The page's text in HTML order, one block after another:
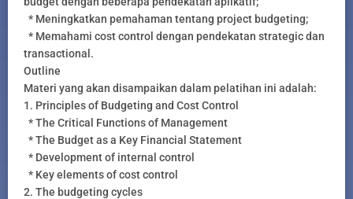
* Meningkatkan pemahaman tentang project budgeting;
* Memahami cost control dengan pendekatan strategic dan
transactional.
Outline
Materi yang akan disampaikan dalam pelatihan ini adalah:
1. Principles of Budgeting and Cost Control
* The Critical Functions of Management
* The Budget as a Key Financial Statement
* Development of internal control
* Key elements of cost control
2. The budgeting cycles